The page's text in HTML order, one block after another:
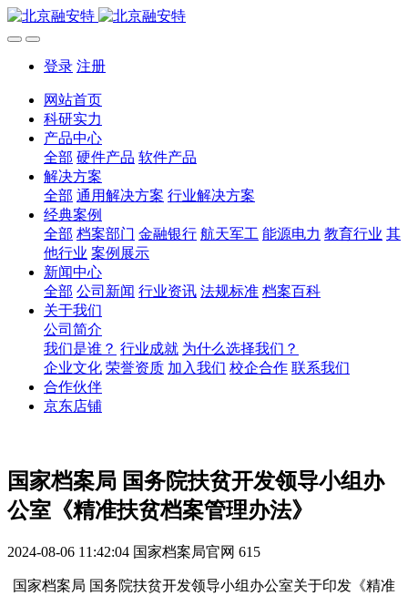
登录 注册
网站首页
科研实力
产品中心
全部 硬件产品 软件产品
解决方案
全部 通用解决方案 行业解决方案
经典案例
全部 档案部门 金融银行 航天军工 能源电力 教育行业 其
他行业 案例展示
新闻中心
全部 公司新闻 行业资讯 法规标准 档案百科
关于我们
公司简介
我们是谁？ 行业成就 为什么选择我们？
企业文化 荣誉资质 加入我们 校企合作 联系我们
合作伙伴
京东店铺
国家档案局 国务院扶贫开发领导小组办
公室《精准扶贫档案管理办法》
2024-08-06 11:42:04 国家档案局官网 615
国家档案局 国务院扶贫开发领导小组办公室关于印发《精准